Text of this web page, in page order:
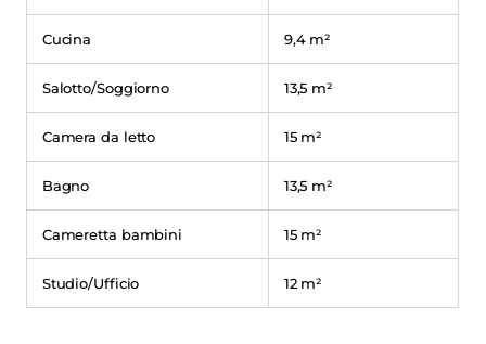
Cucina 9,4 m²
Salotto/Soggiorno 13,5 m²
Camera da letto 15 m²
Bagno 13,5 m²
Cameretta bambini 15 m²
Studio/Ufficio 12 m²